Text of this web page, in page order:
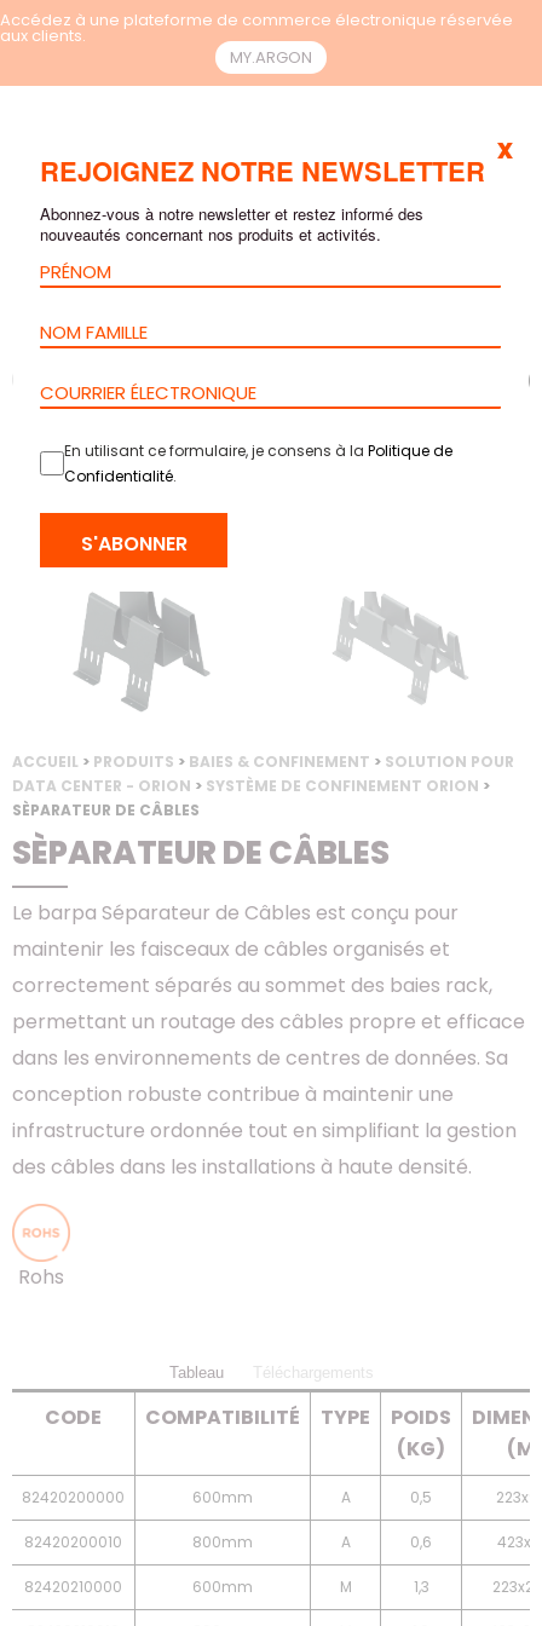
Accédez à une plateforme de commerce électronique réservée
aux clients.
MY.ARGON
ACCUEIL > PRODUITS > BAIES & CONFINEMENT > SOLUTION POUR
DATA CENTER - ORION > SYSTÈME DE CONFINEMENT ORION >
SÈPARATEUR DE CÂBLES
SÈPARATEUR DE CÂBLES
Le barpa Séparateur de Câbles est conçu pour
maintenir les faisceaux de câbles organisés et
correctement séparés au sommet des baies rack,
permettant un routage des câbles propre et efficace
dans les environnements de centres de données. Sa
conception robuste contribue à maintenir une
infrastructure ordonnée tout en simplifiant la gestion
des câbles dans les installations à haute densité.
Rohs
Tableau Téléchargements
CODE COMPATIBILITÉ TYPE
POIDS
(KG)
82420200000 600mm A 0,5
82420200010 800mm A 0,6
82420210000 600mm M 1,3
REJOIGNEZ NOTRE NEWSLETTER
Abonnez-vous à notre newsletter et restez informé des
nouveautés concernant nos produits et activités.
En utilisant ce formulaire, je consens à la Politique de
Confidentialité.
S'ABONNER
x